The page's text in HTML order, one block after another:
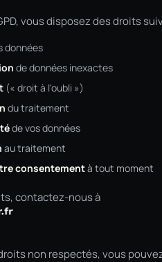
vous disposez des droits
données
de données inexactes
(« droit à l'oubli »)
du traitement
de vos données
au traitement
consentementà tout moment
contactez-nous à
non respectés, vous